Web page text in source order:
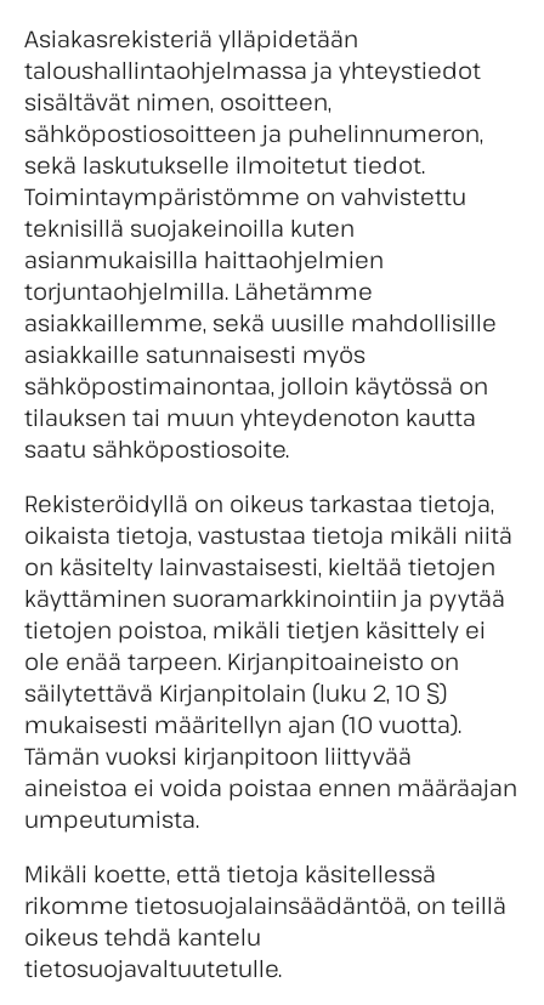
Asiakasrekisteriä ylläpidetään
taloushallintaohjelmassa ja yhteystiedot
sisältävät nimen, osoitteen,
sähköpostiosoitteen ja puhelinnumeron,
sekä laskutukselle ilmoitetut tiedot.
Toimintaympäristömme on vahvistettu
teknisillä suojakeinoilla kuten
asianmukaisilla haittaohjelmien
torjuntaohjelmilla. Lähetämme
asiakkaillemme, sekä uusille mahdollisille
asiakkaille satunnaisesti myös
sähköpostimainontaa, jolloin käytössä on
tilauksen tai muun yhteydenoton kautta
saatu sähköpostiosoite.
Rekisteröidyllä on oikeus tarkastaa tietoja,
oikaista tietoja, vastustaa tietoja mikäli niitä
on käsitelty lainvastaisesti, kieltää tietojen
käyttäminen suoramarkkinointiin ja pyytää
tietojen poistoa, mikäli tietjen käsittely ei
ole enää tarpeen. Kirjanpitoaineisto on
säilytettävä Kirjanpitolain (luku 2, 10 §)
mukaisesti määritellyn ajan (10 vuotta).
Tämän vuoksi kirjanpitoon liittyvää
aineistoa ei voida poistaa ennen määräajan
umpeutumista.
Mikäli koette, että tietoja käsitellessä
rikomme tietosuojalainsäädäntöä, on teillä
oikeus tehdä kantelu
tietosuojavaltuutetulle.